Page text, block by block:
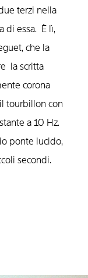
terzi nella
di essa. È lì,
che la
la scritta
corona
tourbillon con
a 10 Hz.
ponte lucido,
secondi.